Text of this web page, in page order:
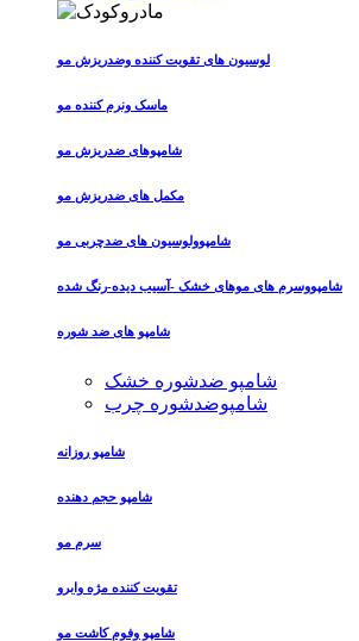
لوسیون های تقویت کننده وضدریزش مو
ماسک ونرم کننده مو
شامپوهای ضدریزش مو
مکمل های ضدریزش مو
شامپوولوسیون های ضدچربی مو
شامپووسرم های موهای خشک -آسیب دیده-رنگ شده
شامپو های ضد شوره
شامپو ضدشوره خشک
شامپوضدشوره چرب
شامپو روزانه
شامپو حجم دهنده
سرم مو
تقویت کننده مژه وابرو
شامپو وفوم کاشت مو